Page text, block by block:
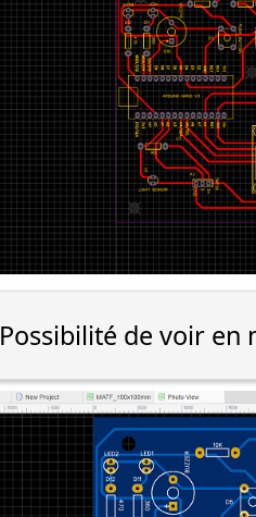
Possibilité de voir en